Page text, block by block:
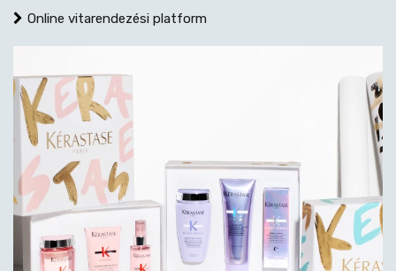
Online vitarendezési platform